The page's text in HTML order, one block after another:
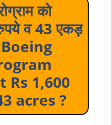
को
व 43 एकड़
Boeing
1,600
acres ?